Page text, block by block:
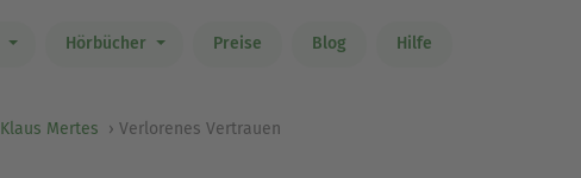
Hörbücher Preise Blog Hilfe
Klaus Mertes Verlorenes Vertrauen